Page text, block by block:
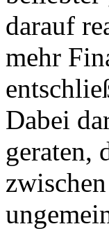
darauf
mehr
Dabei
geraten,